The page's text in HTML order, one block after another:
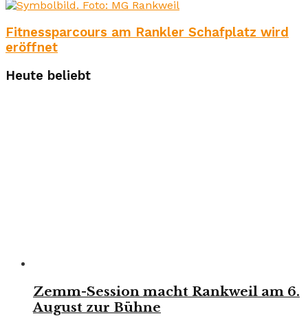
Fitnessparcours am Rankler Schafplatz wird
eröffnet
Heute beliebt
Zemm-Session macht Rankweil am 6.
August zur Bühne